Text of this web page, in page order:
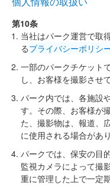
第10条
当社はパーク運営で取
るプライバシーポリシ
一部のパークチケット
し、お客様を撮影させ
パーク内では、各施設
す。その際、お客様が
た、撮影物は、報道、
に使用される場合があ
パークでは、保安の目
監視カメラによって撮
重に管理した上で一定